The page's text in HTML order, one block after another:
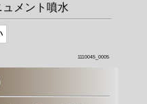
メント噴水
1110045_0005